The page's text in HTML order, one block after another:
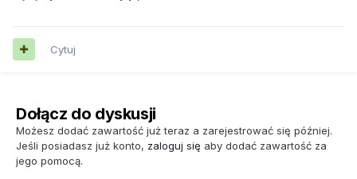
Cytuj
Dołącz do dyskusji
Możesz dodać zawartość już teraz a zarejestrować się później.
Jeśli posiadasz już konto, zaloguj się aby dodać zawartość za
jego pomocą.